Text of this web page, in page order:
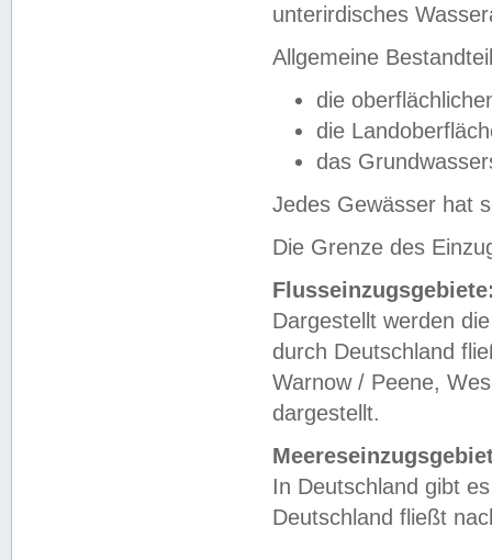
unterirdisches
Allgemeine
die
die
das
Jedes Gewässer hat
Die Grenze des
Dargestellt werden
durch Deutschland
Warnow / Peene,
dargestellt.
In Deutschland gibt
Deutschland fließt